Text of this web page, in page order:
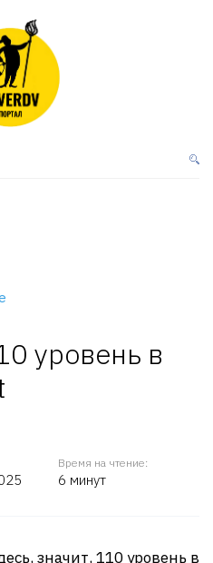
уровень в
Время на чтение:
6 минут
значит, 110 уровень в